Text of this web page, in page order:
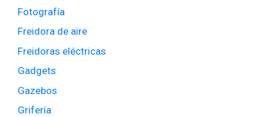
Fotografía
Freidora de aire
Freidoras eléctricas
Gadgets
Gazebos
Grifería